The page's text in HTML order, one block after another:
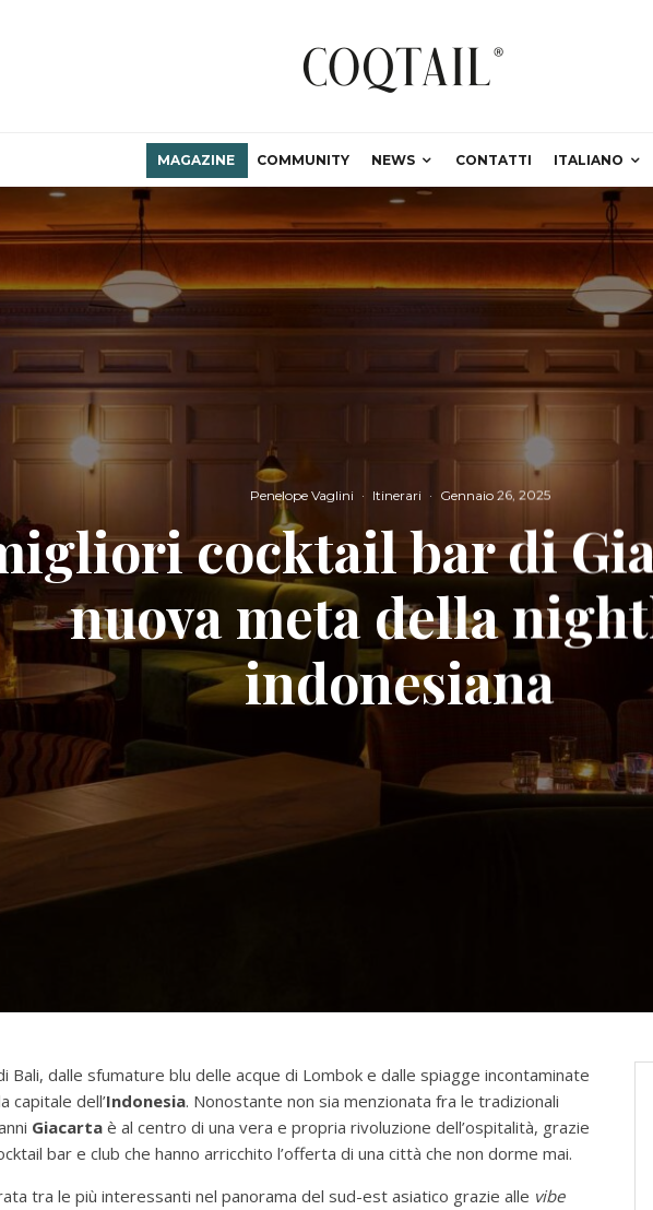
MAGAZINE COMMUNITY NEWS CONTATTI ITALIANO
Penelope Vaglini · Itinerari · Gennaio 26, 2025
cocktail bar di
nuova meta della
indonesiana
Bali, dalle sfumature blu delle acque di Lombok e dalle spiagge incontaminate
capitale dell’Indonesia. Nonostante non sia menzionata fra le tradizionali
Giacarta è al centro di una vera e propria rivoluzione dell’ospitalità, grazie
bar e club che hanno arricchito l’offerta di una città che non dorme mai.
tra le più interessanti nel panorama del sud-est asiatico grazie alle vibe